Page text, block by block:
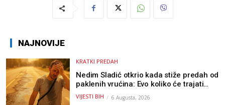
NAJNOVIJE
KRATKI PREDAH
Nedim Sladić otkrio kada stiže predah od
paklenih vrućina: Evo koliko će trajati
osvježenje u BiH
VIJESTI BIH 6 Augusta, 2026